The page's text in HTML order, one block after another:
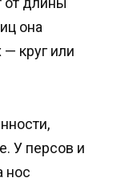
она
— круг или
У персов и
нос